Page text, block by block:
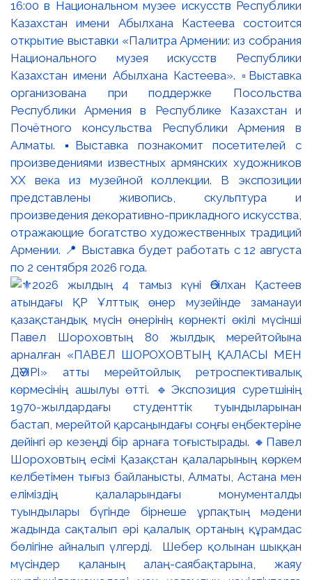
16:00 в Национальном музее искусств Республики
Казахстан имени Абылхана Кастеева состоится
открытие выставки «Палитра Армении: из собрания
Национального музея искусств Республики
Казахстан имени Абылхана Кастеева». ▫️Выставка
организована при поддержке Посольства
Республики Армения в Республике Казахстан и
Почётного консульства Республики Армения в
Алматы. ▪️Выставка познакомит посетителей с
произведениями известных армянских художников
XX века из музейной коллекции. В экспозиции
представлены живопись, скульптура и
произведения декоративно-прикладного искусства,
отражающие богатство художественных традиций
Армении. 📍 Выставка будет работать с 12 августа
по 2 сентября 2026 года.